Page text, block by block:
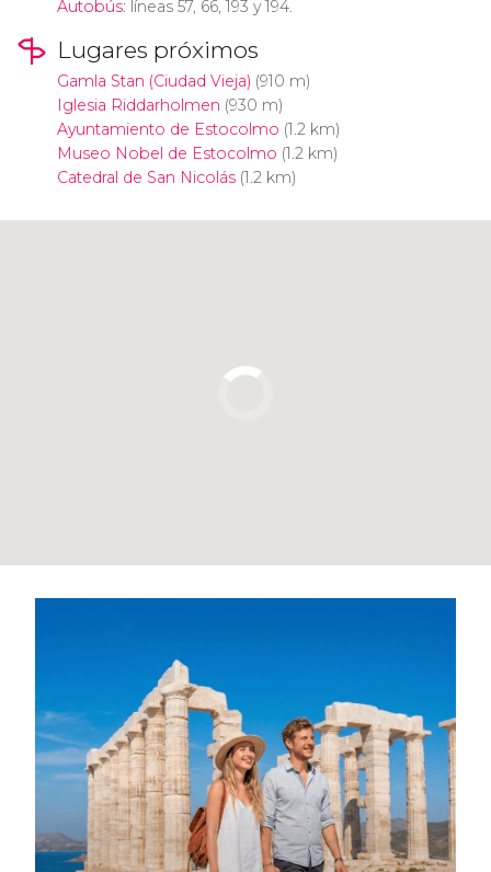
Autobús: líneas 57, 66, 193 y 194.
Lugares próximos
Gamla Stan (Ciudad Vieja) (910 m)
Iglesia Riddarholmen (930 m)
Ayuntamiento de Estocolmo (1.2 km)
Museo Nobel de Estocolmo (1.2 km)
Catedral de San Nicolás(1.2 km)